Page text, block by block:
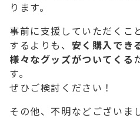
ります。
事前に支援していただくこ
するよりも、 安く購入でき
様々なグッズがついてくる
す。
ぜひご検討ください！
その他、不明などございま